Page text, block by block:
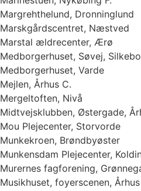
Margrehthelund, Dronninglund
Marskgårdscentret, Næstved
Marstal ældrecenter, Ærø
Medborgerhuset, Søvej,
Medborgerhuset, Varde
Mejlen, Århus C.
Mergeltoften, Nivå
Midtvejsklubben, Østergade,
Mou Plejecenter, Storvorde
Munkekroen, Brøndbyøster
Munkensdam Plejecenter,
Murernes fagforening,
Musikhuset, foyerscenen, Århus